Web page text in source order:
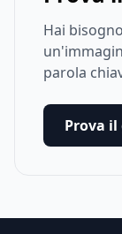
Hai
parola
Prova